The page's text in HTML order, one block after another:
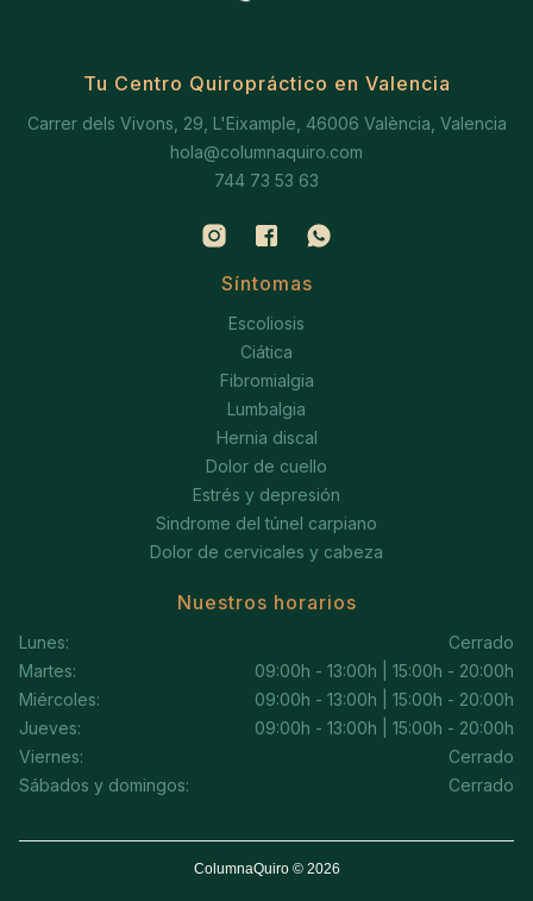
Tu Centro Quiropráctico en Valencia
Carrer dels Vivons, 29, L'Eixample, 46006 València, Valencia
hola@columnaquiro.com
744 73 53 63
Síntomas
Escoliosis
Ciática
Fibromialgia
Lumbalgia
Hernia discal
Dolor de cuello
Estrés y depresión
Sindrome del túnel carpiano
Dolor de cervicales y cabeza
Nuestros horarios
Lunes:
Cerrado
Martes:
09:00h - 13:00h | 15:00h - 20:00h
Miércoles:
09:00h - 13:00h | 15:00h - 20:00h
Jueves:
09:00h - 13:00h | 15:00h - 20:00h
Viernes:
Cerrado
Sábados y domingos:
Cerrado
ColumnaQuiro © 2026